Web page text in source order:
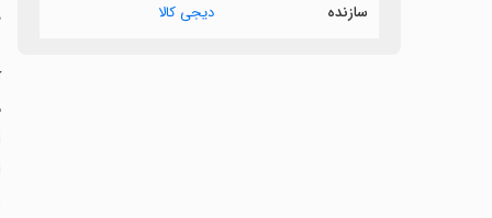
سازنده دیجی کالا